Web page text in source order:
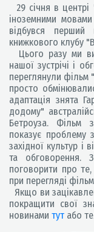
29 січня в центрі
іноземними
відбувся
книжкового клубу
Цього разу ми
нашої зустрічі і
переглянули фільм
просто
адаптація знята
додому"
Бетроуза. Фільм
показує проблему
західної культур і
та обговорення.
поговорити про
при перегляді
Якщо ви
покращити свої
новинами тут або